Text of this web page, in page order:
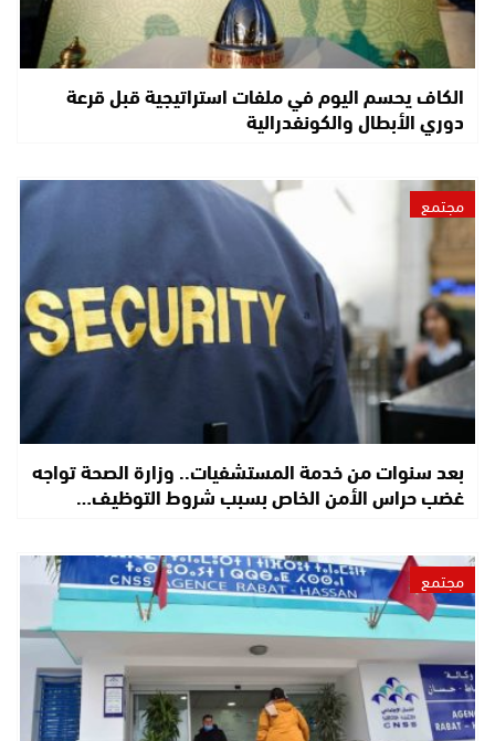
الكاف يحسم اليوم في ملفات استراتيجية قبل قرعة
دوري الأبطال والكونفدرالية
مجتمع
بعد سنوات من خدمة المستشفيات.. وزارة الصحة تواجه
غضب حراس الأمن الخاص بسبب شروط التوظيف…
مجتمع